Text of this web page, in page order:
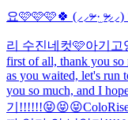
요🩷🩷🩷🍀 (⸝⸝ᵒ̴̶̷ ·̫
리 수진네컷🩷아기고
first of all, thank you
as you waited, let's run
you so much, and I
기!!!!!!😝😝😝